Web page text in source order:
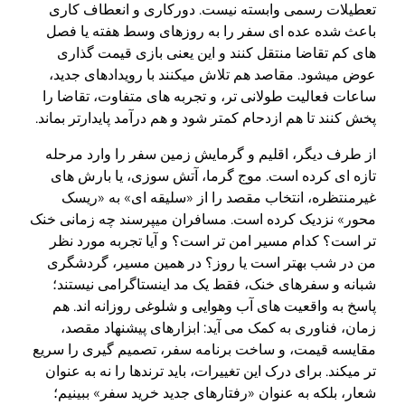
تعطیلات رسمی وابسته نیست. دورکاری و انعطاف کاری
باعث شده عده ای سفر را به روزهای وسط هفته یا فصل
های کم تقاضا منتقل کنند و این یعنی بازی قیمت گذاری
عوض میشود. مقاصد هم تلاش میکنند با رویدادهای جدید،
ساعات فعالیت طولانی تر، و تجربه های متفاوت، تقاضا را
پخش کنند تا هم ازدحام کمتر شود و هم درآمد پایدارتر بماند.
از طرف دیگر، اقلیم و گرمایش زمین سفر را وارد مرحله
تازه ای کرده است. موج گرما، آتش سوزی، یا بارش های
غیرمنتظره، انتخاب مقصد را از «سلیقه ای» به «ریسک
محور» نزدیک کرده است. مسافران میپرسند چه زمانی خنک
تر است؟ کدام مسیر امن تر است؟ و آیا تجربه مورد نظر
من در شب بهتر است یا روز؟ در همین مسیر، گردشگری
شبانه و سفرهای خنک، فقط یک مد اینستاگرامی نیستند؛
پاسخ به واقعیت های آب وهوایی و شلوغی روزانه اند. هم
زمان، فناوری به کمک می آید: ابزارهای پیشنهاد مقصد،
مقایسه قیمت، و ساخت برنامه سفر، تصمیم گیری را سریع
تر میکند. برای درک این تغییرات، باید ترندها را نه به عنوان
شعار، بلکه به عنوان «رفتارهای جدید خرید سفر» ببینیم؛